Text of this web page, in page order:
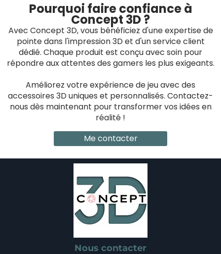
Pourquoi faire confiance à
Concept 3D ?
Avec Concept 3D, vous bénéficiez d'une expertise de
pointe dans l'impression 3D et d'un service client
dédié. Chaque produit est conçu avec soin pour
répondre aux attentes des gamers les plus exigeants.
Améliorez votre expérience de jeu avec des
accessoires 3D uniques et personnalisés. Contactez-
nous dès maintenant pour transformer vos idées en
réalité !
Me contacter
Nous contacter